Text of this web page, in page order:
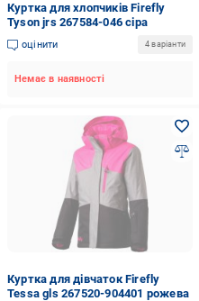
Куртка для хлопчиків Firefly
Tyson jrs 267584-046 сіра
оцінити 4 варіанти
Немає в наявності
Куртка для дівчаток Firefly
Tessa gls 267520-904401 рожева